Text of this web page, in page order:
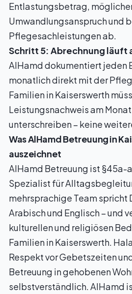
Entlastungsbetrag,
Umwandlungsanspruch und
Pflegesachleistungen ab.
Schritt 5: Abrechnung läuft
AlHamd dokumentiert jeden
monatlich direkt mit der
Familien in Kaiserswerth
Leistungsnachweis am
unterschreiben – keine
Was AlHamd Betreuung in
auszeichnet
AlHamd Betreuung ist §45a-
Spezialist für
mehrsprachige Team spricht
Arabisch und Englisch – und
kulturellen und religiösen
Familien in Kaiserswerth.
Respekt vor Gebetszeiten
Betreuung in gehobenen
selbstverständlich. AlHamd